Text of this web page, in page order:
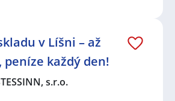
v Líšni – až
peníze každý den!
s.r.o.